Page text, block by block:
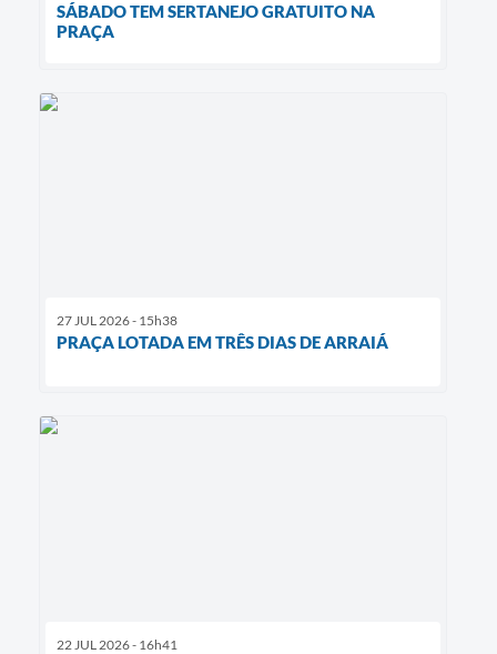
SÁBADO TEM SERTANEJO GRATUITO NA
PRAÇA
27 JUL 2026 - 15h38
PRAÇA LOTADA EM TRÊS DIAS DE ARRAIÁ
22 JUL 2026 - 16h41